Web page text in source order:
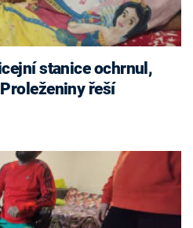
stanice ochrnul,
řeší